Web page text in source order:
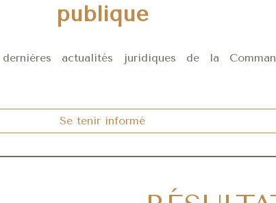
publique
actualités juridiques de la
Se tenir informé